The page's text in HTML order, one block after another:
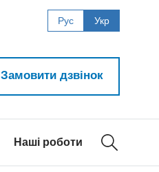
Рус Укр
Замовити дзвінок
Наші роботи